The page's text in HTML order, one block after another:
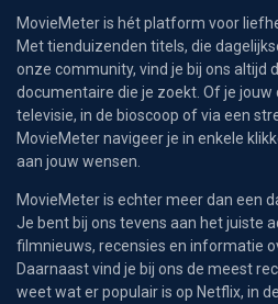
MovieMeter is hét platform voor
Met tienduizenden titels, die
onze community, vind je bij ons altijd
documentaire die je zoekt. Of je jouw
televisie, in de bioscoop of via een
MovieMeter navigeer je in enkele
aan jouw wensen.
MovieMeter is echter meer dan een
Je bent bij ons tevens aan het juiste
filmnieuws, recensies en informatie
Daarnaast vind je bij ons de meest
weet wat er populair is op Netflix, in